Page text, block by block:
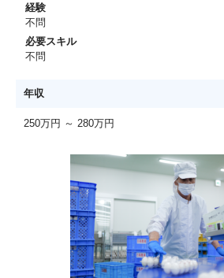
経験
不問
必要スキル
不問
年収
250万円 ～ 280万円